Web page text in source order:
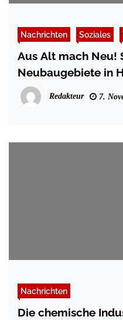
Nachrichten Soziales
Aus Alt mach Neu!
Neubaugebiete in
Redakteur 7.
Nachrichten
Die chemische